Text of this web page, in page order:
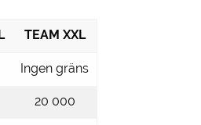
TEAM XXL
Ingen gräns
20 000